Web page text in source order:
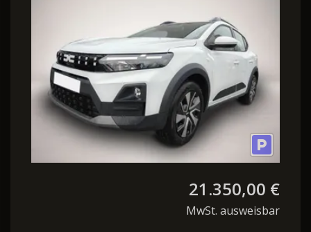
21.350,00 €
MwSt. ausweisbar